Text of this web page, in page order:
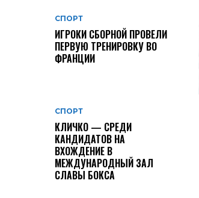
СПОРТ
ИГРОКИ СБОРНОЙ ПРОВЕЛИ
ПЕРВУЮ ТРЕНИРОВКУ ВО
ФРАНЦИИ
СПОРТ
КЛИЧКО — СРЕДИ
КАНДИДАТОВ НА
ВХОЖДЕНИЕ В
МЕЖДУНАРОДНЫЙ ЗАЛ
СЛАВЫ БОКСА